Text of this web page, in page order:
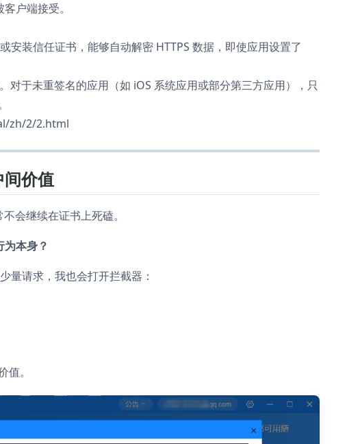
户端接受。
安装信任证书，能够自动解密 HTTPS 数据，即使应用设置了
对于未重签名的应用（如 iOS 系统应用或部分第三方应用），只
zh/2/2.html
价值
会继续在证书上死磕。
本身？
量请求，我也会打开拦截器：
。